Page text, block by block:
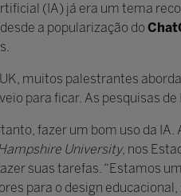
(IA) já era um tema
a popularização do
muitos palestrantes
para ficar. As pesquisas
fazer um bom uso da
University, nos
suas tarefas. “Estamos
para o design